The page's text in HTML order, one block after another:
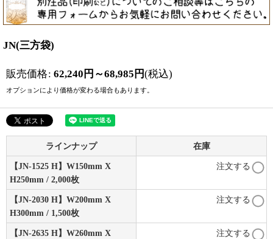
JN(三方袋)
販売価格: 62,240 円 ～68,985 円(税込)
オプションにより価格が変わる場合もあります。
ラインナップ 在庫
【JN-1525 H】W150mm X
H250mm / 2,000枚
注文する
【JN-2030 H】W200mm X
H300mm / 1,500枚
注文する
【JN-2635 H】W260mm X
注文する